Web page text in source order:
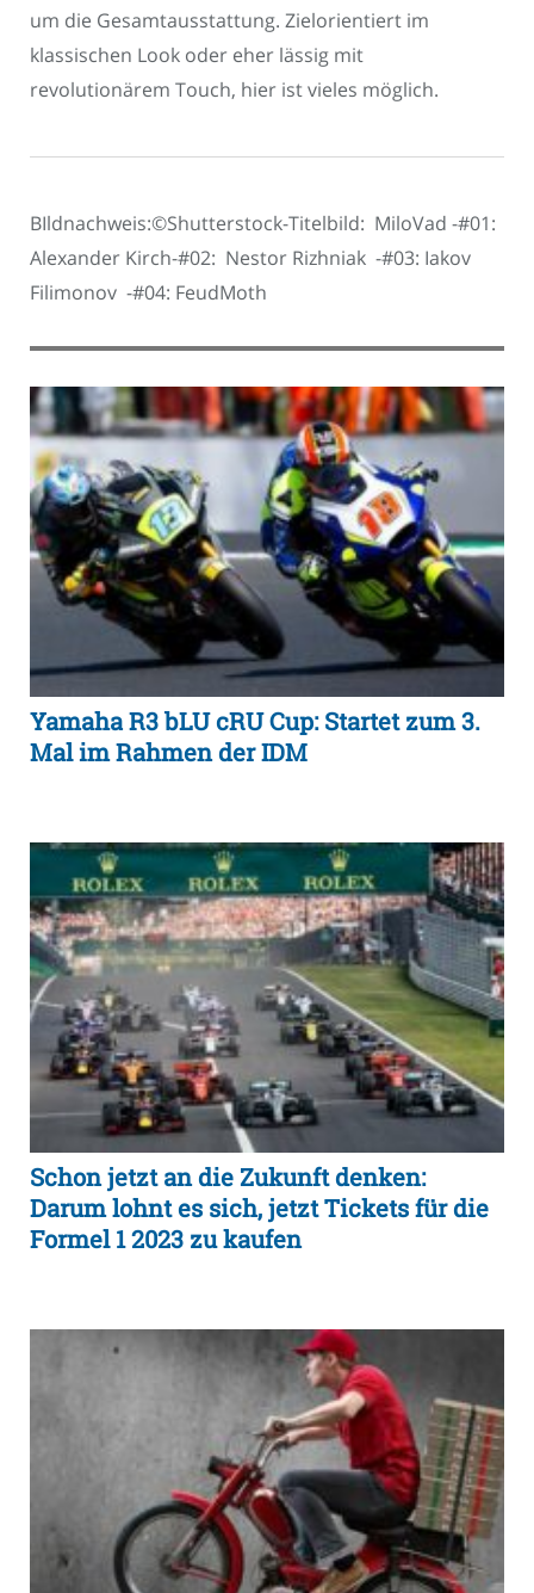
um die Gesamtausstattung. Zielorientiert im
klassischen Look oder eher lässig mit
revolutionärem Touch, hier ist vieles möglich.
BIldnachweis:©Shutterstock-Titelbild: MiloVad -#01:
Alexander Kirch-#02: Nestor Rizhniak -#03: Iakov
Filimonov -#04: FeudMoth
Yamaha R3 bLU cRU Cup: Startet zum 3.
Mal im Rahmen der IDM
Schon jetzt an die Zukunft denken:
Darum lohnt es sich, jetzt Tickets für die
Formel 1 2023 zu kaufen